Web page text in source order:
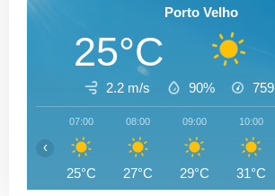
Porto Velho
25°C
2.2 m/s 90% 759
07:00
25°C
08:00
27°C
09:00
29°C
10:00
31°C
‹